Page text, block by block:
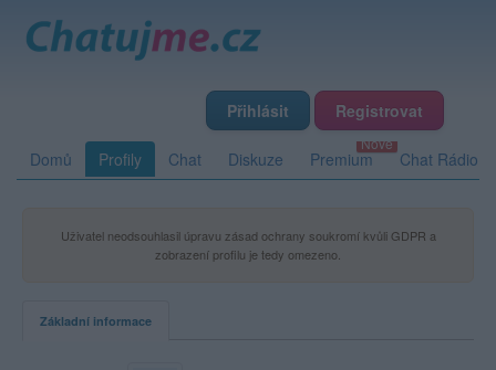
Přihlásit Registrovat
Domů Profily Chat Diskuze Premium Chat Rádio
Uživatel neodsouhlasil úpravu zásad ochrany soukromí kvůli GDPR a
zobrazení profilu je tedy omezeno.
Základní informace